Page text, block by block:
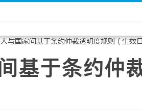
与国家间基于条约仲裁透明度规则（生效
基于条约仲